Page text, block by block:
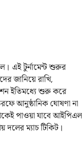
এই টুর্নামেন্ট শুরুর
জানিয়ে রাখি,
ইতিমধ্যে শুরু করে
আনুষ্ঠানিক ঘোষণা না
পাওয়া যাবে আইপিএল
দলের ম্যাচ টিকিট।